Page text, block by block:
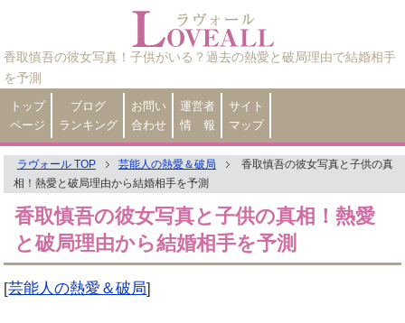
香取慎吾の彼女写真！子供がいる？過去の熱愛と破局理由で結婚相手
を予測
トップ
ページ
ブログ
ランキング
お問い
合わせ
運営者
情 報
サイト
マップ
ラヴォール TOP 芸能人の熱愛＆破局
香取慎吾の彼女写真と子供の真
相！熱愛と破局理由から結婚相手を予測
香取慎吾の彼女写真と子供の真相！熱愛
と破局理由から結婚相手を予測
[芸能人の熱愛＆破局]